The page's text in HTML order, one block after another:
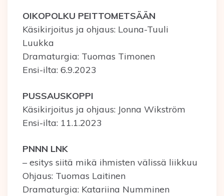
OIKOPOLKU PEITTOMETSÄÄN
Käsikirjoitus ja ohjaus: Louna-Tuuli
Luukka
Dramaturgia: Tuomas Timonen
Ensi-ilta: 6.9.2023
PUSSAUSKOPPI
Käsikirjoitus ja ohjaus: Jonna Wikström
Ensi-ilta: 11.1.2023
PNNN LNK
– esitys siitä mikä ihmisten välissä liikkuu
Ohjaus: Tuomas Laitinen
Dramaturgia: Katariina Numminen